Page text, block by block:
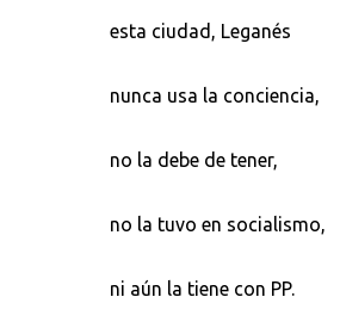
esta ciudad, Leganés
nunca usa la conciencia,
no la debe de tener,
no la tuvo en socialismo,
ni aún la tiene con PP.